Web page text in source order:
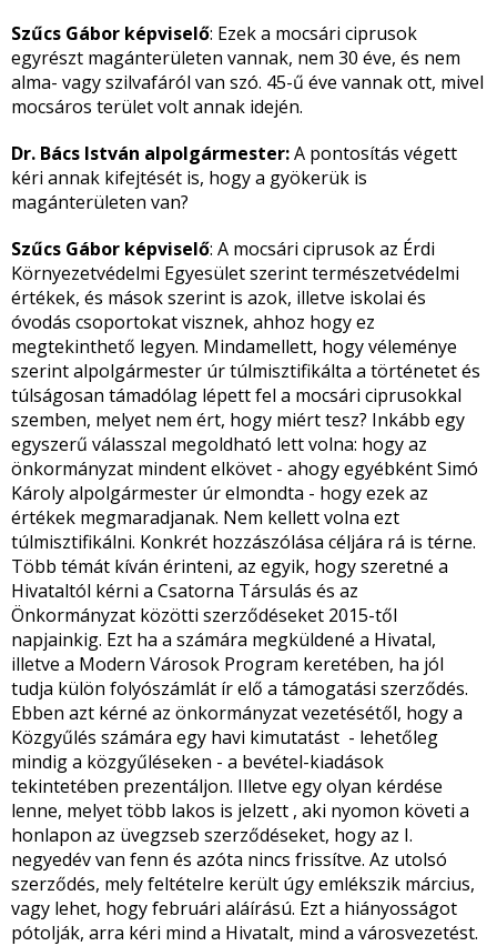
Szűcs Gábor képviselő: Ezek a mocsári ciprusok
egyrészt magánterületen vannak, nem 30 éve, és nem
alma- vagy szilvafáról van szó. 45-ű éve vannak ott, mivel
mocsáros terület volt annak idején.
Dr. Bács István alpolgármester:A pontosítás végett
kéri annak kifejtését is, hogy a gyökerük is
magánterületen van?
Szűcs Gábor képviselő: A mocsári ciprusok az Érdi
Környezetvédelmi Egyesület szerint természetvédelmi
értékek, és mások szerint is azok, illetve iskolai és
óvodás csoportokat visznek, ahhoz hogy ez
megtekinthető legyen. Mindamellett, hogy véleménye
szerint alpolgármester úr túlmisztifikálta a történetet és
túlságosan támadólag lépett fel a mocsári ciprusokkal
szemben, melyet nem ért, hogy miért tesz? Inkább egy
egyszerű válasszal megoldható lett volna: hogy az
önkormányzat mindent elkövet - ahogy egyébként Simó
Károly alpolgármester úr elmondta - hogy ezek az
értékek megmaradjanak. Nem kellett volna ezt
túlmisztifikálni. Konkrét hozzászólása céljára rá is térne.
Több témát kíván érinteni, az egyik, hogy szeretné a
Hivataltól kérni a Csatorna Társulás és az
Önkormányzat közötti szerződéseket 2015-től
napjainkig. Ezt ha a számára megküldené a Hivatal,
illetve a Modern Városok Program keretében, ha jól
tudja külön folyószámlát ír elő a támogatási szerződés.
Ebben azt kérné az önkormányzat vezetésétől, hogy a
Közgyűlés számára egy havi kimutatást - lehetőleg
mindig a közgyűléseken - a bevétel-kiadások
tekintetében prezentáljon. Illetve egy olyan kérdése
lenne, melyet több lakos is jelzett , aki nyomon követi a
honlapon az üvegzseb szerződéseket, hogy az I.
negyedév van fenn és azóta nincs frissítve. Az utolsó
szerződés, mely feltételre került úgy emlékszik március,
vagy lehet, hogy februári aláírású. Ezt a hiányosságot
pótolják, arra kéri mind a Hivatalt, mind a városvezetést.